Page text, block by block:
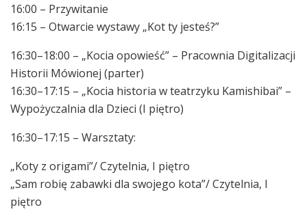
16:00 – Przywitanie
16:15 – Otwarcie wystawy „Kot ty jesteś?”
16:30–18:00 – „Kocia opowieść” – Pracownia Digitalizacji
Historii Mówionej (parter)
16:30–17:15 – „Kocia historia w teatrzyku Kamishibai” –
Wypożyczalnia dla Dzieci (I piętro)
16:30–17:15 – Warsztaty:
„Koty z origami”/ Czytelnia, I piętro
„Sam robię zabawki dla swojego kota”/ Czytelnia, I
piętro